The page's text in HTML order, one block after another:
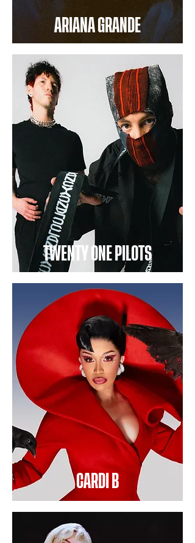
ARIANA GRANDE
TWENTY ONE PILOTS
CARDI B